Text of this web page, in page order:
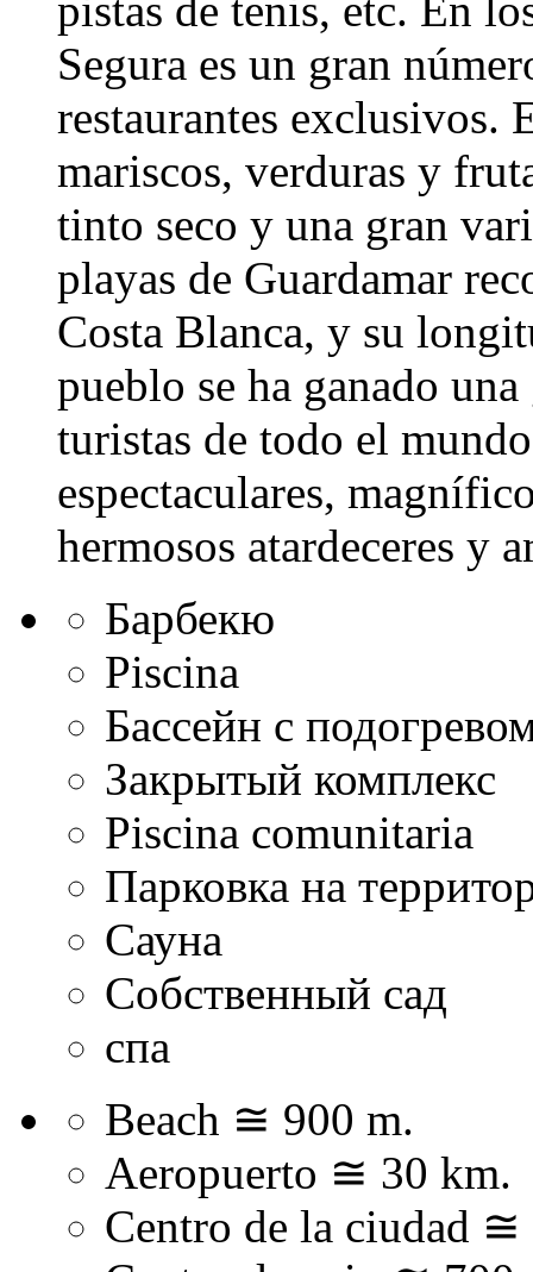
Segura es un gran
restaurantes exclusivos.
mariscos, verduras y
tinto seco y una gran
playas de Guardamar
Costa Blanca, y su
pueblo se ha ganado
turistas de todo el
espectaculares,
hermosos atardeceres y
Барбекю
Piscina
Бассейн с
Закрытый комплекс
Piscina comunitaria
Парковка на
Сауна
Собственный сад
спа
Beach ≅ 900 m.
Aeropuerto ≅ 30 km.
Centro de la ciudad